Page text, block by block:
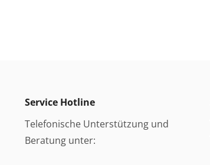
Service Hotline
Telefonische Unterstützung und
Beratung unter: